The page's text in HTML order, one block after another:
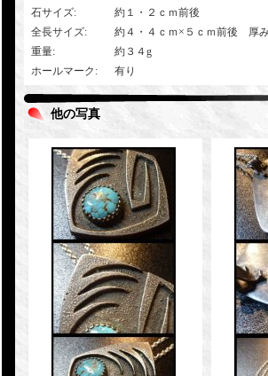
石サイズ:
約１・２ｃｍ前後
全長サイズ:
約４・４ｃｍ×５ｃｍ前後 厚
重量:
約３４g
ホールマーク : 有り
他の写真